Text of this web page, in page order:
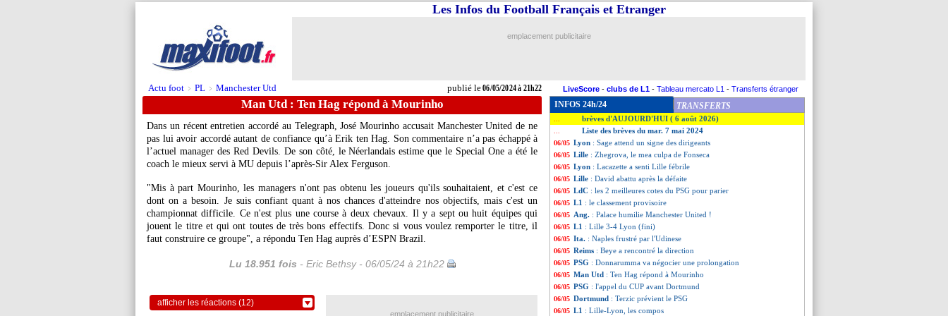
Actu foot > PL > Manchester Utd publié le06/05/2024 à 21h22
Les Infos du Football Français et Etranger
emplacement publicitaire
LiveScore - clubs de L1 - Tableau mercato L1 - Transferts étranger
Man Utd : Ten Hag répond à Mourinho
Dans un récent entretien accordé au Telegraph, José Mourinho accusait Manchester United de ne
pas lui avoir accordé autant de confiance qu’à Erik ten Hag. Son commentaire n’a pas échappé à
l’actuel manager des Red Devils. De son côté, le Néerlandais estime que le Special One a été le
coach le mieux servi à MU depuis l’après-Sir Alex Ferguson.
"Mis à part Mourinho, les managers n'ont pas obtenu les joueurs qu'ils souhaitaient, et c'est ce
dont on a besoin. Je suis confiant quant à nos chances d'atteindre nos objectifs, mais c'est un
championnat difficile. Ce n'est plus une course à deux chevaux. Il y a sept ou huit équipes qui
jouent le titre et qui ont toutes de très bons effectifs. Donc si vous voulez remporter le titre, il
faut construire ce groupe", a répondu Ten Hag auprès d’ESPN Brazil.
Lu 18.951 fois - Eric Bethsy - 06/05/24 à 21h22
afficher les réactions (12)
INFOS 24h/24 TRANSFERTS
brèves d'AUJOURD'HUI ( 6 août 2026)
Liste des brèves du mar. 7 mai 2024
06/05 Lyon : Sage attend un signe des dirigeants
06/05 Lille : Zhegrova, le mea culpa de Fonseca
06/05 Lyon : Lacazette a senti Lille fébrile
06/05 Lille : David abattu après la défaite
06/05 LdC : les 2 meilleures cotes du PSG pour parier
06/05 L1 : le classement provisoire
06/05 Ang. : Palace humilie Manchester United !
06/05 L1 : Lille 3-4 Lyon (fini)
06/05 Ita. : Naples frustré par l'Udinese
06/05 Reims : Beye a rencontré la direction
06/05 PSG : Donnarumma va négocier une prolongation
06/05 Man Utd : Ten Hag répond à Mourinho
06/05 PSG : l'appel du CUP avant Dortmund
06/05 Dortmund : Terzic prévient le PSG
06/05 L1 : Lille-Lyon, les compos
emplacement publicitaire